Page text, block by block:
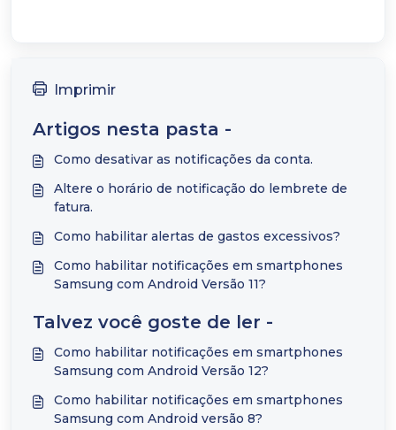
Imprimir
Artigos nesta pasta -
Como desativar as notificações da conta.
Altere o horário de notificação do lembrete de
fatura.
Como habilitar alertas de gastos excessivos?
Como habilitar notificações em smartphones
Samsung com Android Versão 11?
Talvez você goste de ler -
Como habilitar notificações em smartphones
Samsung com Android Versão 12?
Como habilitar notificações em smartphones
Samsung com Android versão 8?